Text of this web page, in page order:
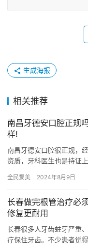
生成海报
相关推荐
南昌牙德安口腔正规
样!
南昌牙德安口腔很正规，
资质，牙科医生也是持证
安…
全民爱美 2024年8月9日
长春做完根管治疗必
修复更耐用
长春很多人牙齿蛀牙严重
疗保住牙齿。不少患者觉